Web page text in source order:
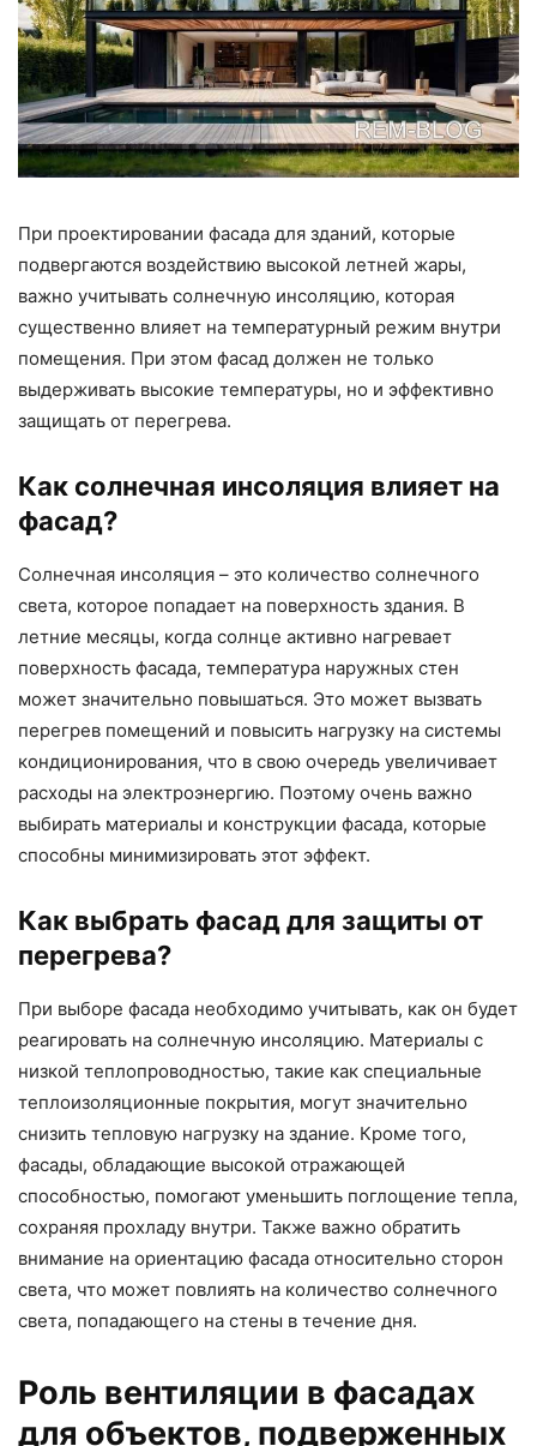
При проектировании фасада для зданий, которые
подвергаются воздействию высокой летней жары,
важно учитывать солнечную инсоляцию, которая
существенно влияет на температурный режим внутри
помещения. При этом фасад должен не только
выдерживать высокие температуры, но и эффективно
защищать от перегрева.
Как солнечная инсоляция влияет на
фасад?
Солнечная инсоляция – это количество солнечного
света, которое попадает на поверхность здания. В
летние месяцы, когда солнце активно нагревает
поверхность фасада, температура наружных стен
может значительно повышаться. Это может вызвать
перегрев помещений и повысить нагрузку на системы
кондиционирования, что в свою очередь увеличивает
расходы на электроэнергию. Поэтому очень важно
выбирать материалы и конструкции фасада, которые
способны минимизировать этот эффект.
Как выбрать фасад для защиты от
перегрева?
При выборе фасада необходимо учитывать, как он будет
реагировать на солнечную инсоляцию. Материалы с
низкой теплопроводностью, такие как специальные
теплоизоляционные покрытия, могут значительно
снизить тепловую нагрузку на здание. Кроме того,
фасады, обладающие высокой отражающей
способностью, помогают уменьшить поглощение тепла,
сохраняя прохладу внутри. Также важно обратить
внимание на ориентацию фасада относительно сторон
света, что может повлиять на количество солнечного
света, попадающего на стены в течение дня.
Роль вентиляции в фасадах
для объектов, подверженных